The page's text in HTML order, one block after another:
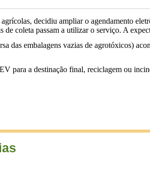
decidiu ampliar o agendamento
coleta passam a utilizar o serviço. A
das embalagens vazias de agrotóxicos)
para a destinação final, reciclagem ou